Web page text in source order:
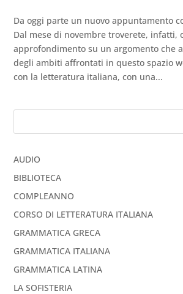
Da oggi parte un nuovo appuntamento
Dal mese di novembre troverete, infatti,
approfondimento su un argomento che
degli ambiti affrontati in questo spazio
con la letteratura italiana, con una...
AUDIO
BIBLIOTECA
COMPLEANNO
CORSO DI LETTERATURA ITALIANA
GRAMMATICA GRECA
GRAMMATICA ITALIANA
GRAMMATICA LATINA
LA SOFISTERIA